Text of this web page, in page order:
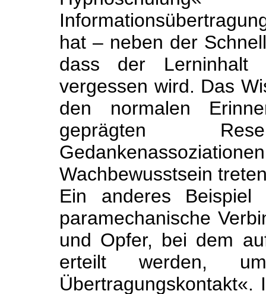
hat – neben der
dass der Lerninhalt
vergessen wird. Das
den normalen
geprägten
Wachbewusstsein
Ein anderes
paramechanische
und Opfer, bei dem
erteilt werden,
Übertragungskontakt«.